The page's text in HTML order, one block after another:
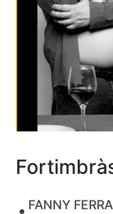
FANNY